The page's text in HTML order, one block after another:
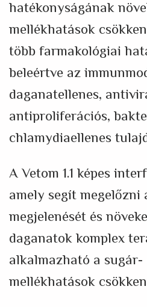
hatékonyságának
mellékhatások
több farmakológiai
beleértve az
daganatellenes,
antiproliferációs,
chlamydiaellenes
A Vetom 1.1 képes
amely segít megelőzni
megjelenését és
daganatok komplex
alkalmazható a
mellékhatások